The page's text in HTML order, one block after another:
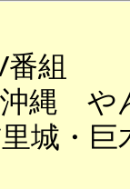
組
沖縄 や
城・巨